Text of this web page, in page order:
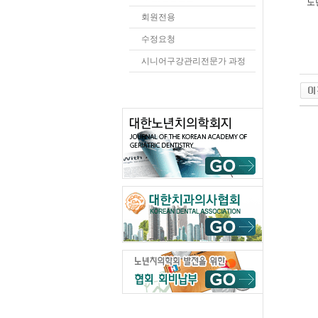
회원전용
수정요청
시니어구강관리전문가 과정
노